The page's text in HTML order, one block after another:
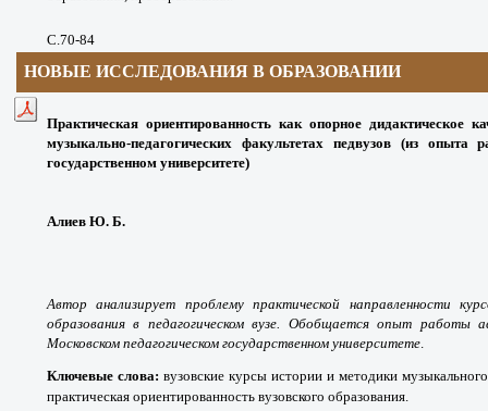
С.70-84
НОВЫЕ ИССЛЕДОВАНИЯ В ОБРАЗОВАНИИ
Практическая ориентированность как опорное дидактическое
музыкально-педагогических факультетах педвузов (из опыта
государственном университете)
Алиев Ю. Б.
Автор анализирует проблему практической направленности
образования в педагогическом вузе. Обобщается опыт работы
Московском педагогическом государственном университете
Ключевые слова: вузовские курсы истории и методики
практическая ориентированность вузовского образования.